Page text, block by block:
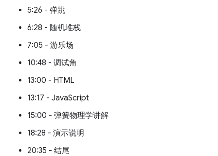
5:26 - 弹跳
6:28 - 随机堆栈
7:05 - 游乐场
10:48 - 调试角
13:00 - HTML
13:17 - JavaScript
15:00 - 弹簧物理学讲解
18:28 - 演示说明
20:35 - 结尾